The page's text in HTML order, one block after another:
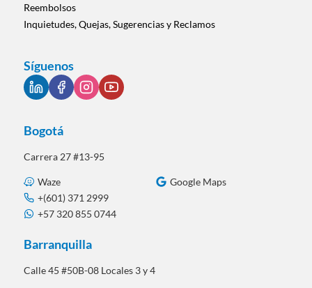
Reembolsos
Inquietudes, Quejas, Sugerencias y Reclamos
Síguenos
Bogotá
Carrera 27 #13-95
Waze
Google Maps
+(601) 371 2999
+57 320 855 0744
Barranquilla
Calle 45 #50B-08 Locales 3 y 4